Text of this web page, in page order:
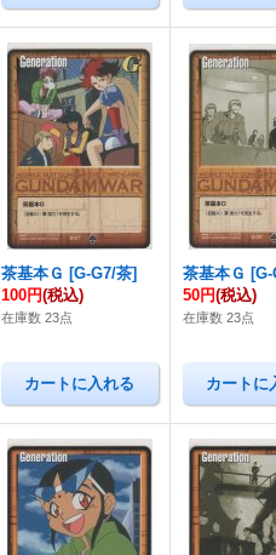
茶基本Ｇ [G-G7/茶]
100円(税込)
在庫数 23点
茶基本Ｇ [G-
50円(税込)
在庫数 23点